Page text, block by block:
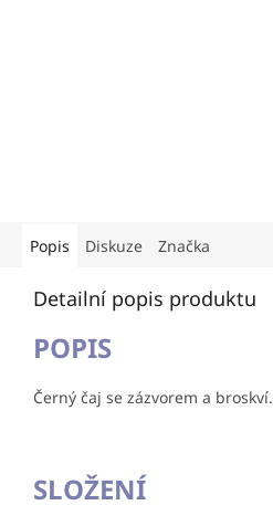
Popis Diskuze Značka
Detailní popis produktu
POPIS
Černý čaj se zázvorem a broskví.
SLOŽENÍ